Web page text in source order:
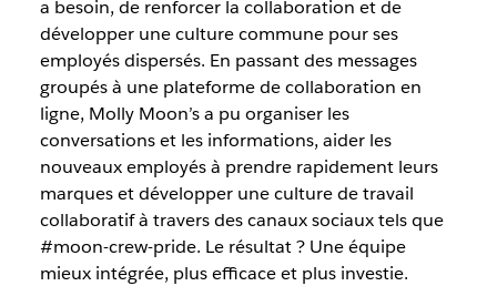
a besoin, de renforcer la collaboration et de
développer une culture commune pour ses
employés dispersés. En passant des messages
groupés à une plateforme de collaboration en
ligne, Molly Moon’s a pu organiser les
conversations et les informations, aider les
nouveaux employés à prendre rapidement leurs
marques et développer une culture de travail
collaboratif à travers des canaux sociaux tels que
#moon-crew-pride. Le résultat ? Une équipe
mieux intégrée, plus efficace et plus investie.